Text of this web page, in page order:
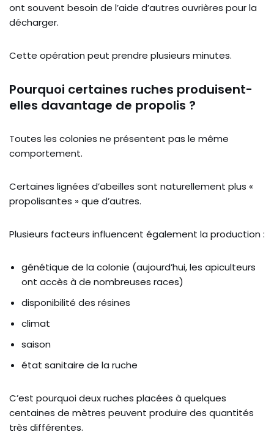
ont souvent besoin de l’aide d’autres ouvrières pour la
décharger.
Cette opération peut prendre plusieurs minutes.
Pourquoi certaines ruches produisent-
elles davantage de propolis ?
Toutes les colonies ne présentent pas le même
comportement.
Certaines lignées d’abeilles sont naturellement plus «
propolisantes » que d’autres.
Plusieurs facteurs influencent également la production :
génétique de la colonie (aujourd’hui, les apiculteurs
ont accès à de nombreuses races)
disponibilité des résines
climat
saison
état sanitaire de la ruche
C’est pourquoi deux ruches placées à quelques
centaines de mètres peuvent produire des quantités
très différentes.